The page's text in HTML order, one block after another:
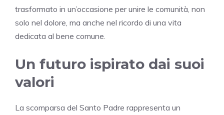
trasformato in un’occasione per unire le comunità, non
solo nel dolore, ma anche nel ricordo di una vita
dedicata al bene comune.
Un futuro ispirato dai suoi
valori
La scomparsa del Santo Padre rappresenta un